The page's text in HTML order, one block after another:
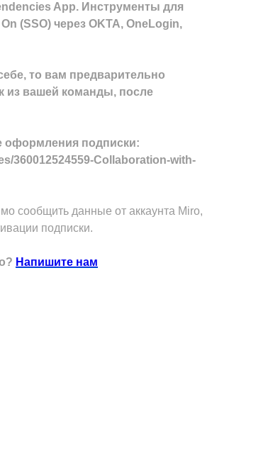
App. Инструменты для
(SSO) через OKTA, OneLogin,
то вам предварительно
из вашей команды, после
оформления подписки:
360012524559-Collaboration-with-
сообщить данные от аккаунта Miro,
подписки.
Напишите нам